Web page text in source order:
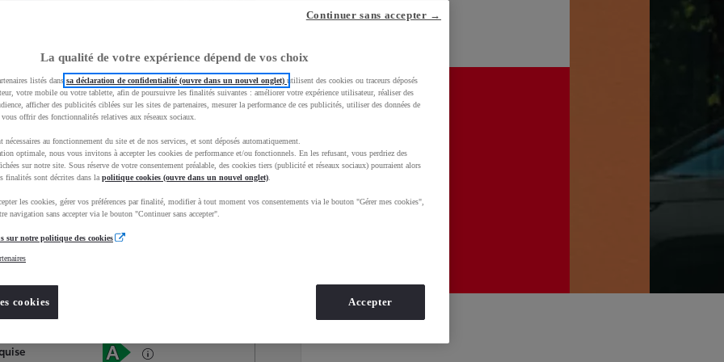
Services Concession
Occasions
La qualité de votre expérience dépend de vos choix
listés dans sa déclaration de confidentialité (ouvre dans un nouvel onglet) utilisent des cookies ou traceurs déposés
votre mobile ou votre tablette, afin de poursuivre les finalités suivantes : améliorer votre expérience utilisateur, réaliser des
afficher des publicités ciblées sur les sites de partenaires, mesurer la performance de ces publicités, utiliser des données de
offrir des fonctionnalités relatives aux réseaux sociaux.
nécessaires au fonctionnement du site et de nos services, et sont déposés automatiquement.
optimale, nous vous invitons à accepter les cookies de performance et/ou fonctionnels. En les refusant, vous perdriez des
sur notre site. Sous réserve de votre consentement préalable, des cookies tiers (publicité et réseaux sociaux) pourraient alors
finalités sont décrites dans la politique cookies (ouvre dans un nouvel onglet)
les cookies, gérer vos préférences par finalité, modifier à tout moment vos consentements via le bouton "Gérer mes cookies",
navigation sans accepter via le bouton "Continuer sans accepter".
sur notre politique des cookies
cookies
Continuer sans accepter →
Accepter